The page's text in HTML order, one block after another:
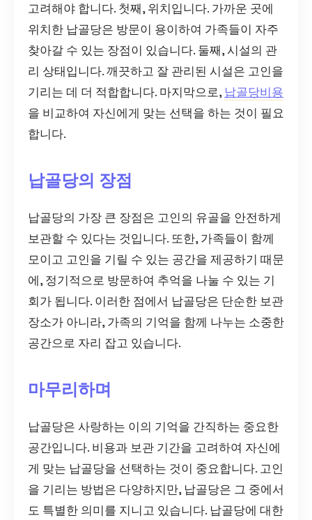
고려해야 합니다. 첫째, 위치입니다. 가까운 곳에
위치한 납골당은 방문이 용이하여 가족들이 자주
찾아갈 수 있는 장점이 있습니다. 둘째, 시설의 관
리 상태입니다. 깨끗하고 잘 관리된 시설은 고인을
기리는 데 더 적합합니다. 마지막으로, 납골당비용
을 비교하여 자신에게 맞는 선택을 하는 것이 필요
합니다.
납골당의 장점
납골당의 가장 큰 장점은 고인의 유골을 안전하게
보관할 수 있다는 것입니다. 또한, 가족들이 함께
모이고 고인을 기릴 수 있는 공간을 제공하기 때문
에, 정기적으로 방문하여 추억을 나눌 수 있는 기
회가 됩니다. 이러한 점에서 납골당은 단순한 보관
장소가 아니라, 가족의 기억을 함께 나누는 소중한
공간으로 자리 잡고 있습니다.
마무리하며
납골당은 사랑하는 이의 기억을 간직하는 중요한
공간입니다. 비용과 보관 기간을 고려하여 자신에
게 맞는 납골당을 선택하는 것이 중요합니다. 고인
을 기리는 방법은 다양하지만, 납골당은 그 중에서
도 특별한 의미를 지니고 있습니다. 납골당에 대한